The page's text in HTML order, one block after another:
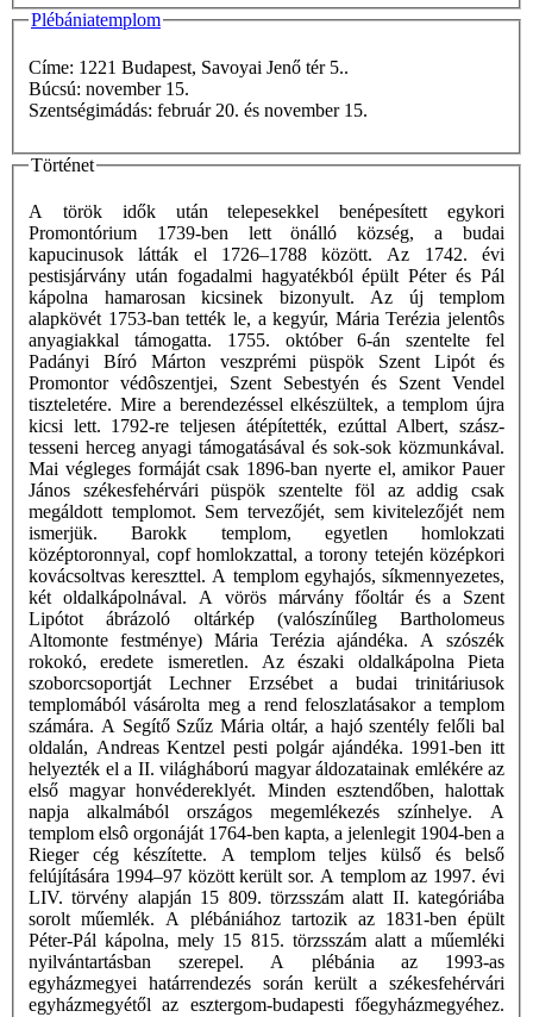
Plébániatemplom
Címe: 1221 Budapest, Savoyai Jenő tér 5..
Búcsú: november 15.
Szentségimádás: február 20. és november 15.
Történet
A török idők után telepesekkel benépesített egykori
Promontórium 1739-ben lett önálló község, a budai
kapucinusok látták el 1726–1788 között. Az 1742. évi
pestisjárvány után fogadalmi hagyatékból épült Péter és Pál
kápolna hamarosan kicsinek bizonyult. Az új templom
alapkövét 1753-ban tették le, a kegyúr, Mária Terézia jelentôs
anyagiakkal támogatta. 1755. október 6-án szentelte fel
Padányi Bíró Márton veszprémi püspök Szent Lipót és
Promontor védôszentjei, Szent Sebestyén és Szent Vendel
tiszteletére. Mire a berendezéssel elkészültek, a templom újra
kicsi lett. 1792-re teljesen átépítették, ezúttal Albert, szász-
tesseni herceg anyagi támogatásával és sok-sok közmunkával.
Mai végleges formáját csak 1896-ban nyerte el, amikor Pauer
János székesfehérvári püspök szentelte föl az addig csak
megáldott templomot. Sem tervezőjét, sem kivitelezőjét nem
ismerjük. Barokk templom, egyetlen homlokzati
középtoronnyal, copf homlokzattal, a torony tetején középkori
kovácsoltvas kereszttel. A templom egyhajós, síkmennyezetes,
két oldalkápolnával. A vörös márvány főoltár és a Szent
Lipótot ábrázoló oltárkép (valószínűleg Bartholomeus
Altomonte festménye) Mária Terézia ajándéka. A szószék
rokokó, eredete ismeretlen. Az északi oldalkápolna Pieta
szoborcsoportját Lechner Erzsébet a budai trinitáriusok
templomából vásárolta meg a rend feloszlatásakor a templom
számára. A Segítő Szűz Mária oltár, a hajó szentély felőli bal
oldalán, Andreas Kentzel pesti polgár ajándéka. 1991-ben itt
helyezték el a II. világháború magyar áldozatainak emlékére az
első magyar honvédereklyét. Minden esztendőben, halottak
napja alkalmából országos megemlékezés színhelye. A
templom elsô orgonáját 1764-ben kapta, a jelenlegit 1904-ben a
Rieger cég készítette. A templom teljes külső és belső
felújítására 1994–97 között került sor. A templom az 1997. évi
LIV. törvény alapján 15 809. törzsszám alatt II. kategóriába
sorolt műemlék. A plébániához tartozik az 1831-ben épült
Péter-Pál kápolna, mely 15 815. törzsszám alatt a műemléki
nyilvántartásban szerepel. A plébánia az 1993-as
egyházmegyei határrendezés során került a székesfehérvári
egyházmegyétől az esztergom-budapesti főegyházmegyéhez.